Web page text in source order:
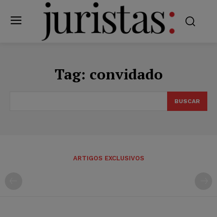
Tag: convidado
BUSCAR
ARTIGOS EXCLUSIVOS